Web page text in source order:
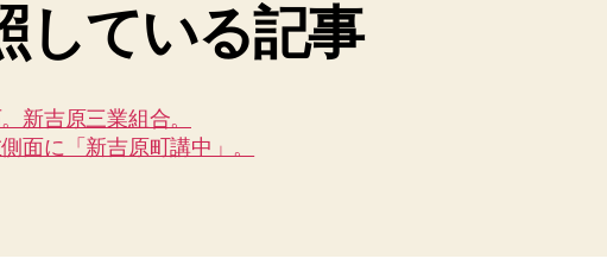
している記事
新吉原三業組合。
面に「新吉原町講中」。